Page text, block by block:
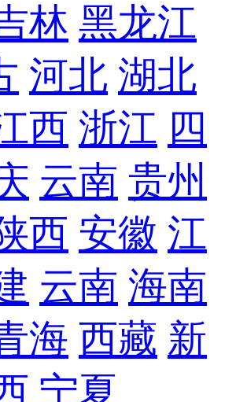
林 黑龙江
河北 湖北
西 浙江 四
云南 贵州
西 安徽 江
云南 海南
海 西藏 新
宁夏